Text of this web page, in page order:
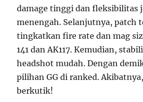
damage tinggi dan fleksibilitas
menengah. Selanjutnya, patch
tingkatkan fire rate dan mag
141 dan AK117. Kemudian,
headshot mudah. Dengan
pilihan GG di ranked.
berkutik!